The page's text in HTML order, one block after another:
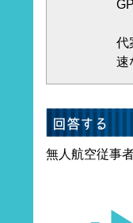
代
速
無人航空従事